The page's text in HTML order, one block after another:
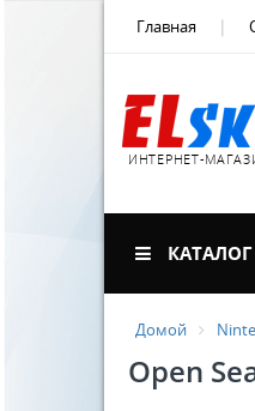
Главная
ИНТЕРНЕТ-
КАТАЛОГ
Домой
Open